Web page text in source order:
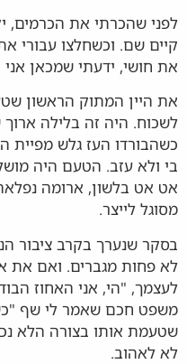
לפני שהכרתי את הכרמים,
קיים שם. וכשחלצו עבורי
את חושי, ידעתי שמכאן
את היין המתוק הראשון
לשכוח. היה זה בלילה ארוך
כשהבורדו העז גלש מפיית
בי ולא עזב. הטעם היה
אט אט בלשון, ארומה
מסוגל לייצר.
בסקר שנערך בקרב ציבור
לא פחות מגברים. ואם
לעצמך, "הי, אני האחוז
משפט חכם שאמר לי שף
שטעמת אותו בצורה הלא
לא לאהוב.